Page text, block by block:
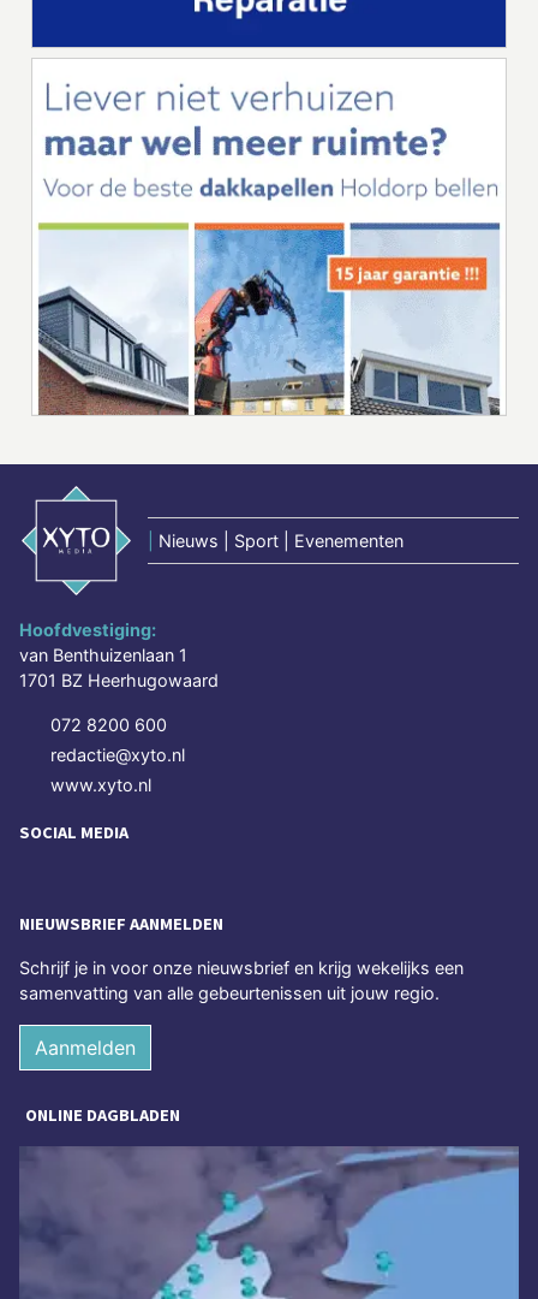
Nieuws | Sport | Evenementen
Hoofdvestiging:
van Benthuizenlaan 1
1701 BZ Heerhugowaard
072 8200 600
redactie@xyto.nl
www.xyto.nl
SOCIAL MEDIA
NIEUWSBRIEF AANMELDEN
Schrijf je in voor onze nieuwsbrief en krijg wekelijks een
samenvatting van alle gebeurtenissen uit jouw regio.
Aanmelden
ONLINE DAGBLADEN